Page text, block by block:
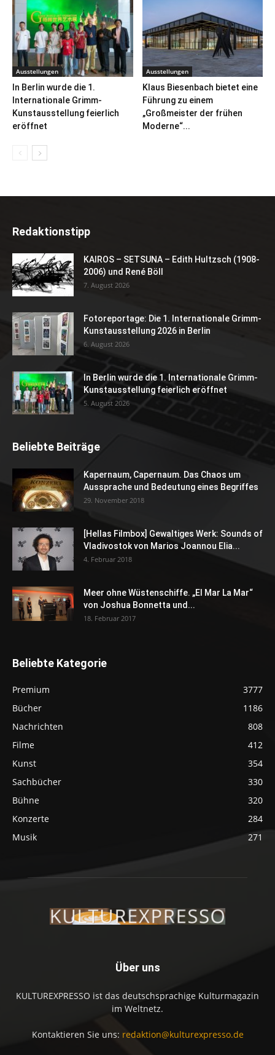
Ausstellungen
In Berlin wurde die 1.
Internationale Grimm-
Kunstausstellung feierlich
eröffnet
Ausstellungen
Klaus Biesenbach bietet eine
Führung zu einem
„Großmeister der frühen
Moderne“...
Redaktionstipp
KAIROS – SETSUNA – Edith Hultzsch (1908-
2006) und René Böll
7. August 2026
Fotoreportage: Die 1. Internationale Grimm-
Kunstausstellung 2026 in Berlin
6. August 2026
In Berlin wurde die 1. Internationale Grimm-
Kunstausstellung feierlich eröffnet
5. August 2026
Beliebte Beiträge
Kapernaum, Capernaum. Das Chaos um
Aussprache und Bedeutung eines Begriffes
29. November 2018
[Hellas Filmbox] Gewaltiges Werk: Sounds of
Vladivostok von Marios Joannou Elia...
4. Februar 2018
Meer ohne Wüstenschiffe. „El Mar La Mar“
von Joshua Bonnetta und...
18. Februar 2017
Beliebte Kategorie
Premium
3777
Bücher
1186
Nachrichten
808
Filme
412
Kunst
354
Sachbücher
330
Bühne
320
Konzerte
284
Musik
271
Über uns
KULTUREXPRESSO ist das deutschsprachige Kulturmagazin
im Weltnetz.
Kontaktieren Sie uns: redaktion@kulturexpresso.de